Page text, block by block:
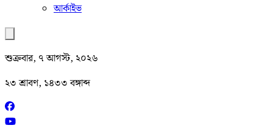
আর্কাইভ
শুক্রবার, ৭ আগস্ট, ২০২৬
২৩ শ্রাবণ, ১৪৩৩ বঙ্গাব্দ